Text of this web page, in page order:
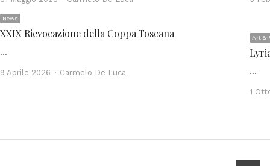
News
XXIX Rievocazione della Coppa Toscana
…
9 Aprile 2026 Author
Carmelo De Luca
Art &
…
1